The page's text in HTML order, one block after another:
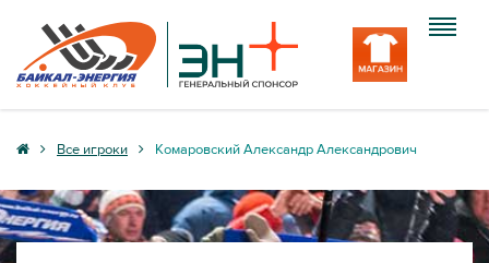
Клуб
Команда
Болельщику
Все игроки Комаровский Александр Александрович